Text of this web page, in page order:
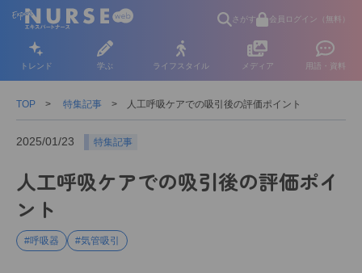
さがす 会員ログイン（無料）
トレンド 学ぶ ライフスタイル メディア 用語・資料
TOP 特集記事 人工呼吸ケアでの吸引後の評価ポイント
2025/01/23 特集記事
人工呼吸ケアでの吸引後の評価ポイ
ント
#呼吸器 #気管吸引